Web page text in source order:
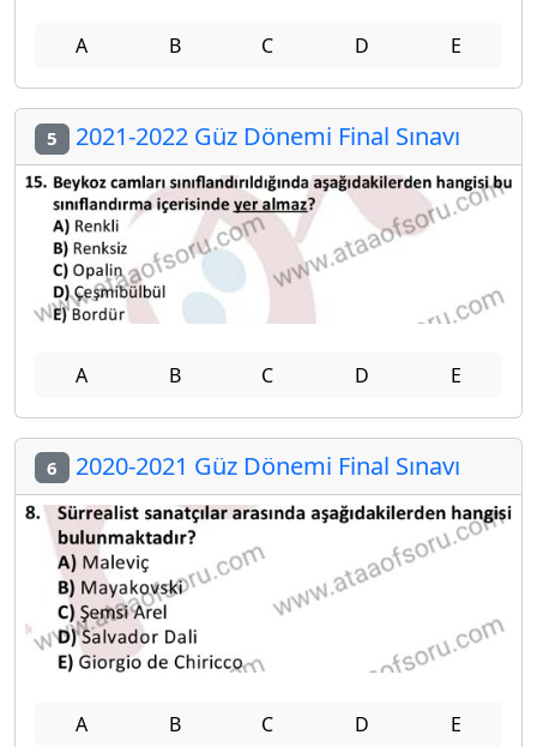
A B C D E
5 2021-2022 Güz Dönemi Final Sınavı
A B C D E
6 2020-2021 Güz Dönemi Final Sınavı
A B C D E